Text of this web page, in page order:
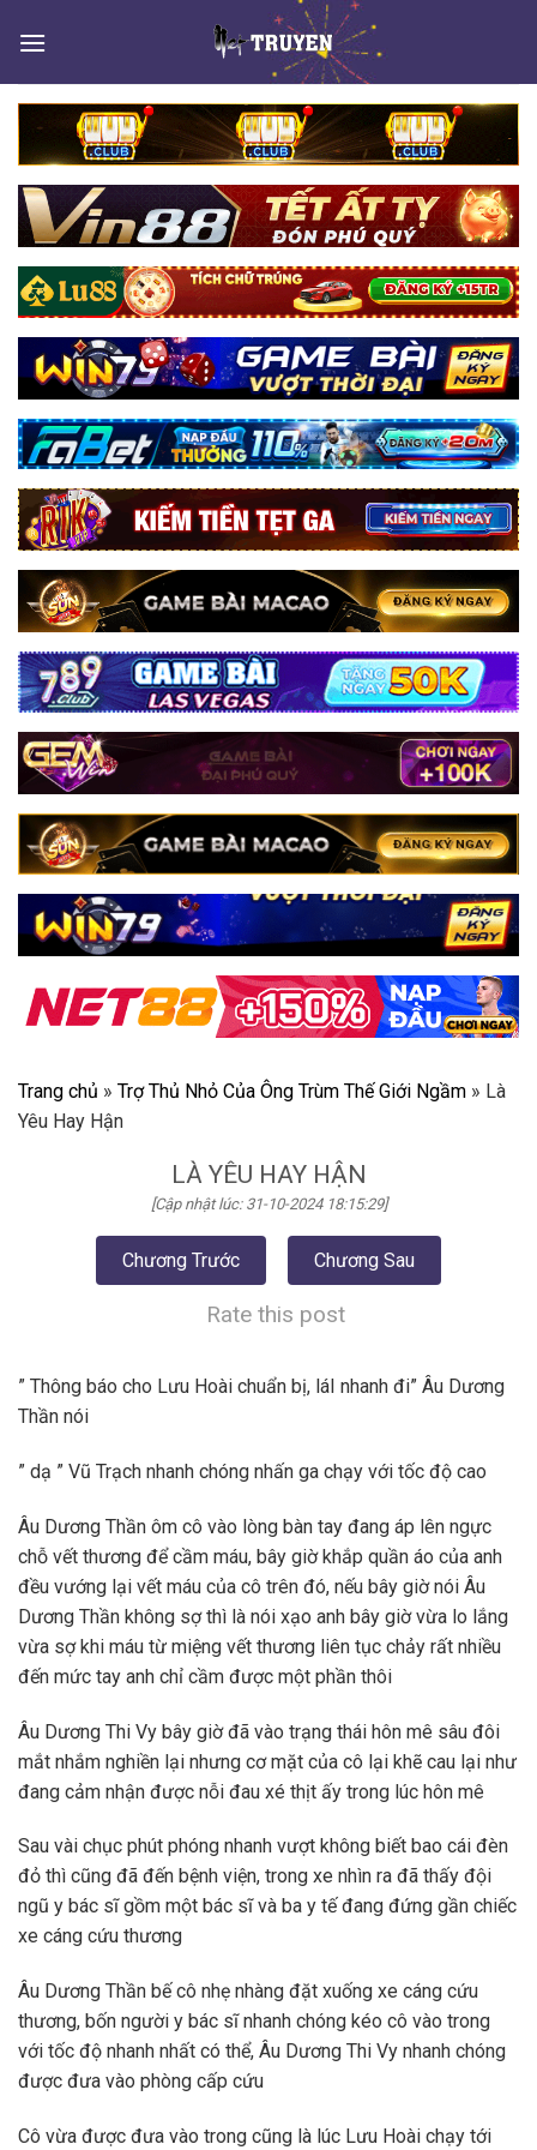
Trang chủ » Trợ Thủ Nhỏ Của Ông Trùm Thế Giới Ngầm » Là
Yêu Hay Hận
LÀ YÊU HAY HẬN
[Cập nhật lúc: 31-10-2024 18:15:29]
Chương Trước Chương Sau
Rate this post
” Thông báo cho Lưu Hoài chuẩn bị, láI nhanh đi” Âu Dương
Thần nói
” dạ ” Vũ Trạch nhanh chóng nhấn ga chạy với tốc độ cao
Âu Dương Thần ôm cô vào lòng bàn tay đang áp lên ngực
chỗ vết thương để cầm máu, bây giờ khắp quần áo của anh
đều vướng lại vết máu của cô trên đó, nếu bây giờ nói Âu
Dương Thần không sợ thì là nói xạo anh bây giờ vừa lo lắng
vừa sợ khi máu từ miệng vết thương liên tục chảy rất nhiều
đến mức tay anh chỉ cầm được một phần thôi
Âu Dương Thi Vy bây giờ đã vào trạng thái hôn mê sâu đôi
mắt nhắm nghiền lại nhưng cơ mặt của cô lại khẽ cau lại như
đang cảm nhận được nỗi đau xé thịt ấy trong lúc hôn mê
Sau vài chục phút phóng nhanh vượt không biết bao cái đèn
đỏ thì cũng đã đến bệnh viện, trong xe nhìn ra đã thấy đội
ngũ y bác sĩ gồm một bác sĩ và ba y tế đang đứng gần chiếc
xe cáng cứu thương
Âu Dương Thần bế cô nhẹ nhàng đặt xuống xe cáng cứu
thương, bốn người y bác sĩ nhanh chóng kéo cô vào trong
với tốc độ nhanh nhất có thể, Âu Dương Thi Vy nhanh chóng
được đưa vào phòng cấp cứu
Cô vừa được đưa vào trong cũng là lúc Lưu Hoài chạy tới